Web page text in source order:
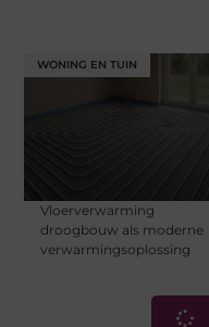
WONING EN TUIN
Vloerverwarming
droogbouw als moderne
verwarmingsoplossing